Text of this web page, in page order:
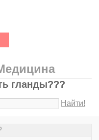
гланды???
Найти!